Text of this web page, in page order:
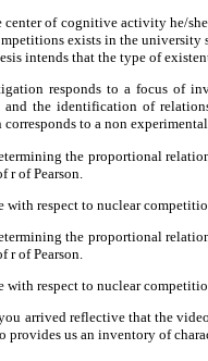
center of cognitive activity he/
exists in the
intends that the type of
responds to a focus of
and the identification of
to a non
the proportional
of Pearson.
with respect to nuclear
the proportional
of Pearson.
with respect to nuclear
arrived reflective that the
provides us an inventory of